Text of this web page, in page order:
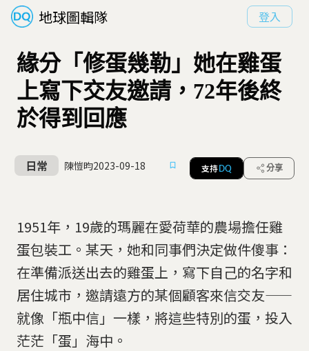
地球圖輯隊 登入
緣分「修蛋幾勒」她在雞蛋
上寫下交友邀請，72年後終
於得到回應
日常 陳愷昀2023-09-18 支持 DQ 分享
1951年，19歲的瑪麗在愛荷華的農場擔任雞
蛋包裝工。某天，她和同事們決定做件傻事：
在準備派送出去的雞蛋上，寫下自己的名字和
居住城市，邀請遠方的某個顧客來信交友——
就像「瓶中信」一樣，將這些特別的蛋，投入
茫茫「蛋」海中。